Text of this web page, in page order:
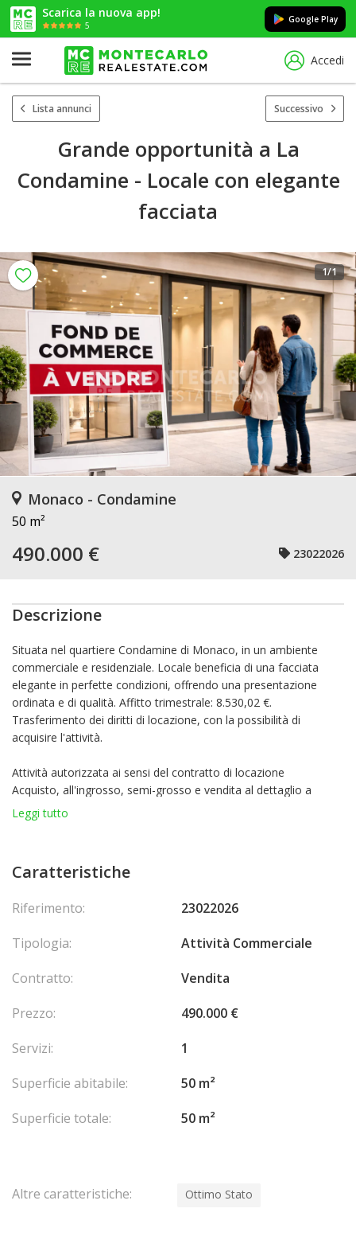
Scarica la nuova app!
5
Google Play
Accedi
Lista annunci Successivo
Grande opportunità a La
Condamine - Locale con elegante
facciata
1/1
Monaco - Condamine
50 m²
490.000 € 23022026
Descrizione
Situata nel quartiere Condamine di Monaco, in un ambiente
commerciale e residenziale. Locale beneficia di una facciata
elegante in perfette condizioni, offrendo una presentazione
ordinata e di qualità. Affitto trimestrale: 8.530,02 €.
Trasferimento dei diritti di locazione, con la possibilità di
acquisire l'attività.
Attività autorizzata ai sensi del contratto di locazione
Acquisto, all'ingrosso, semi-grosso e vendita al dettaglio a
privati, commissioni, intermediazione, rappresentanza,
importazione, esportazione di tutti i prodotti, materiali,
Così come l'installazione e la disposizione di cucine e bagni.
Locazione commerciale di 3/6/9 anni ed è entrata in vigore il
Affitto attuale: 8.530,02 € al trimestre (OTTOMILA
Informazioni aggiuntive
Leggi tutto
Caratteristiche
Riferimento:
23022026
Tipologia:
Attività Commerciale
Contratto:
Vendita
Prezzo:
490.000 €
Servizi:
1
Superficie abitabile:
50 m²
Superficie totale:
50 m²
Altre caratteristiche: Ottimo Stato